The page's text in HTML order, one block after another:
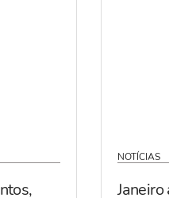
NOTÍCIAS